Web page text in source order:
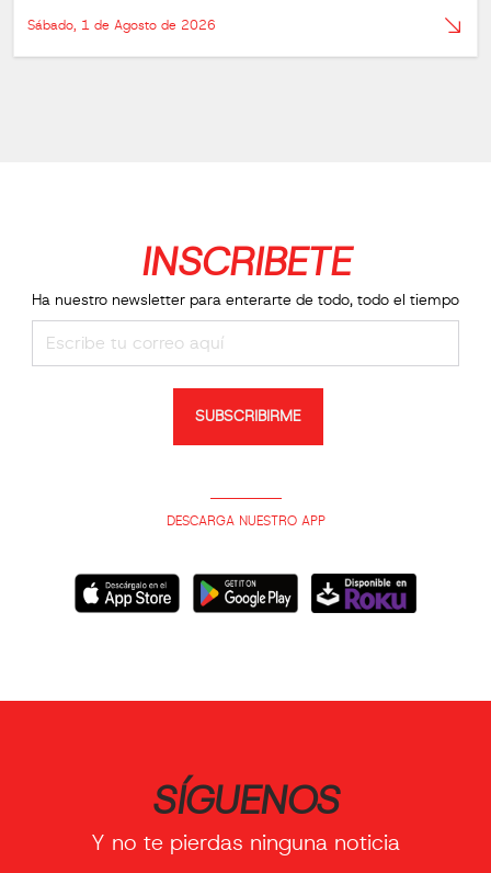
Sábado, 1 de Agosto de 2026
INSCRIBETE
Ha nuestro newsletter para enterarte de todo, todo el tiempo
SUBSCRIBIRME
DESCARGA NUESTRO APP
SÍGUENOS
Y no te pierdas ninguna noticia